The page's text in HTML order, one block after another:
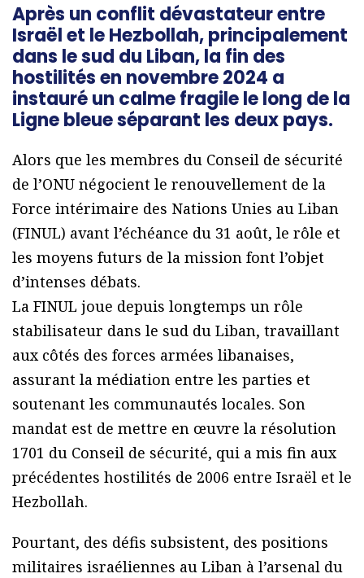
Après un conflit dévastateur entre
Israël et le Hezbollah, principalement
dans le sud du Liban, la fin des
hostilités en novembre 2024 a
instauré un calme fragile le long de la
Ligne bleue séparant les deux pays.
Alors que les membres du Conseil de sécurité
de l’ONU négocient le renouvellement de la
Force intérimaire des Nations Unies au Liban
(FINUL) avant l’échéance du 31 août, le rôle et
les moyens futurs de la mission font l’objet
d’intenses débats.
La FINUL joue depuis longtemps un rôle
stabilisateur dans le sud du Liban, travaillant
aux côtés des forces armées libanaises,
assurant la médiation entre les parties et
soutenant les communautés locales. Son
mandat est de mettre en œuvre la résolution
1701 du Conseil de sécurité, qui a mis fin aux
précédentes hostilités de 2006 entre Israël et le
Hezbollah.
Pourtant, des défis subsistent, des positions
militaires israéliennes au Liban à l’arsenal du